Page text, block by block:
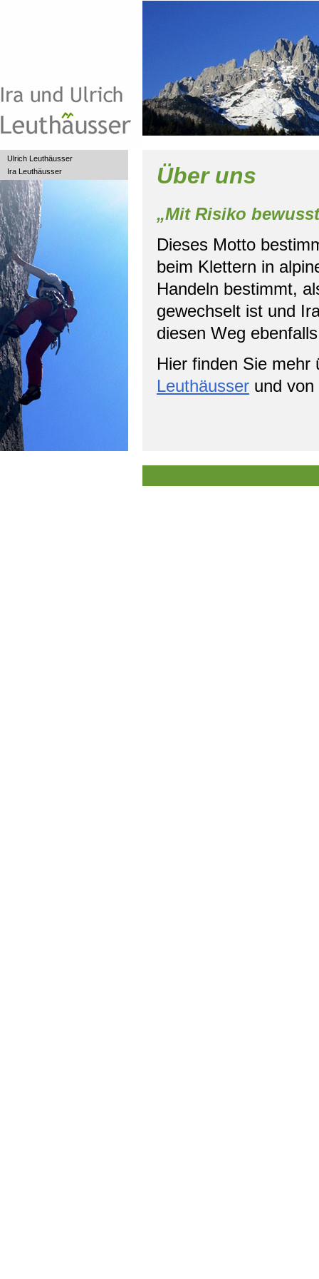
Ulrich Leuthäusser
Ira Leuthäusser
Über uns
„Mit Risiko
Dieses Motto
beim Klettern in
Handeln bestimmt,
gewechselt ist und
diesen Weg
Hier finden Sie
Leuthäusser und von